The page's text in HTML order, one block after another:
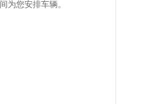
为您安排车辆。